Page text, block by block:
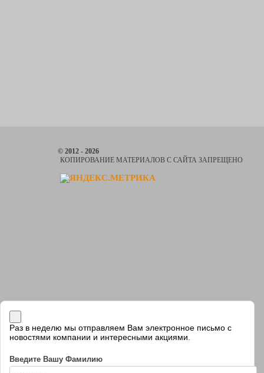
© 2012 - 2026
КОПИРОВАНИЕ МАТЕРИАЛОВ С САЙТА ЗАПРЕЩЕНО
Раз в неделю мы отправляем Вам электронное письмо с
новостями компании и интересными акциями.
Введите Вашу Фамилию